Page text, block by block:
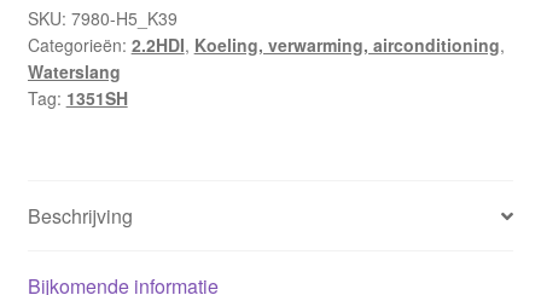
HDI
4HT
1351SH
aantal
SKU: 7980-H5_K39
Categorieën: 2.2HDI, Koeling, verwarming, airconditioning,
Waterslang
Tag: 1351SH
Beschrijving
Bijkomende informatie